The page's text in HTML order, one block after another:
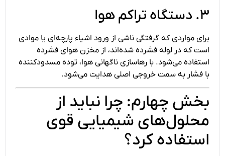
۳. دستگاه تراکم هوا
برای مواردی که گرفتگی ناشی از ورود اشیاء پارچه‌ای یا موادی
است که در لوله فشرده شده‌اند، از مخزن هوای فشرده
استفاده می‌شود. با رهاسازی ناگهانی هوا، توده مسدودکننده
با فشار به سمت خروجی اصلی هدایت می‌شود.
بخش چهارم: چرا نباید از
محلول‌های شیمیایی قوی
استفاده کرد؟